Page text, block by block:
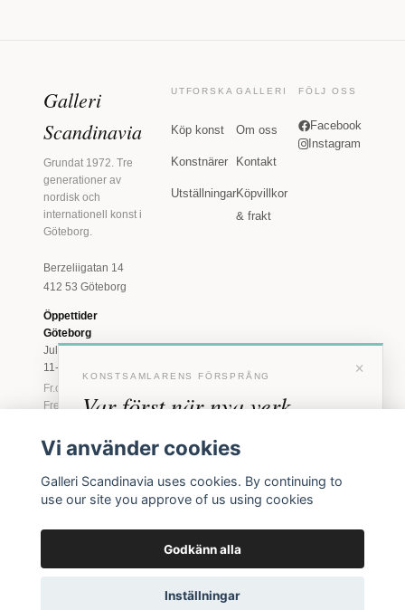
Galleri
Scandinavia
Grundat 1972. Tre
generationer av
nordisk och
internationell konst i
Göteborg.
Berzeliigatan 14
412 53 Göteborg
Öppettider
Göteborg
Juli: Tis 11-18 · Lör
11-16
Fr.o.m. augusti: Tis-
Fre 11-18 · Lör 11-
Marstrand
2026
Tis-Fre 11-18 ·
UTFORSKA
Köp konst
Konstnärer
Utställningar
GALLERI
Om oss
Kontakt
Köpvillkor
& frakt
FÖLJ OSS
Facebook
Instagram
×
KONSTSAMLARENS FÖRSPRÅNG
Var först när nya verk
anländer
inbjudningar till vernissage, innan vi annonserar
offentligt.
Inga erbjudanden. Bara konst som faktiskt säljs.
Vi använder cookies
Galleri Scandinavia uses cookies. By continuing to
use our site you approve of us using cookies
Godkänn alla
Inställningar